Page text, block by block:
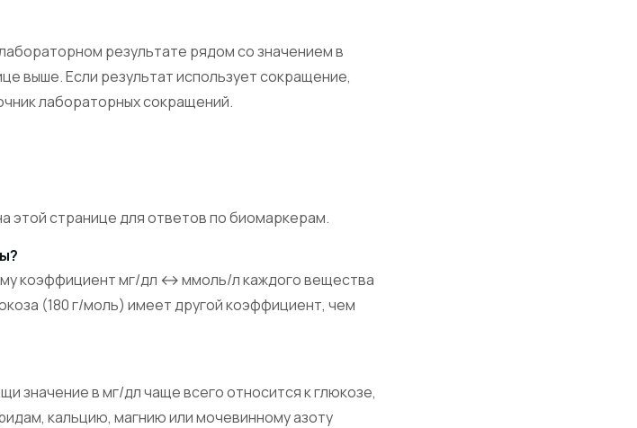
результате рядом со значением в
выше. Если результат использует сокращение,
лабораторных сокращений.
этой странице для ответов по биомаркерам.
коэффициент мг/дл ↔ ммоль/л каждого вещества
(180 г/моль) имеет другой коэффициент, чем
значение в мг/дл чаще всего относится к глюкозе,
кальцию, магнию или мочевинному азоту